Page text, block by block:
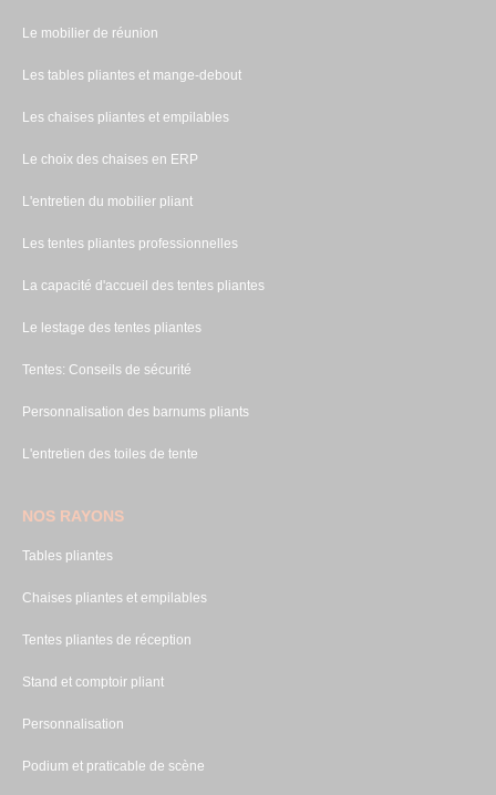
Le mobilier de réunion
Les tables pliantes et mange-debout
Les chaises pliantes et empilables
Le choix des chaises en ERP
L'entretien du mobilier pliant
Les tentes pliantes professionnelles
La capacité d'accueil des tentes pliantes
Le lestage des tentes pliantes
Tentes: Conseils de sécurité
Personnalisation des barnums pliants
L'entretien des toiles de tente
NOS RAYONS
Tables pliantes
Chaises pliantes et empilables
Tentes pliantes de réception
Stand et comptoir pliant
Personnalisation
Podium et praticable de scène